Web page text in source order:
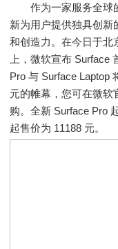
作为一家服务全球的
新为用户提供独具创新
和创造力。在今日于北
上，微软宣布 Surface
Pro 与 Surface Laptop
元的帷幕，您可在微软
购。全新 Surface Pro
起售价为 11188 元。